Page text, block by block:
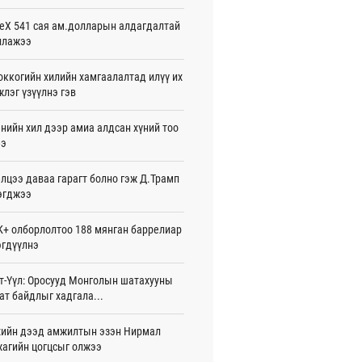
08 цаг 54 мин
хот 2028 онд шинэ ДЦС-тай
07 цаг 51 мин
07 цаг 48 мин
Энэ намрын экспортын
Монголд боломж олгож болох юм
өдөртөө 30 хэм дулаан
07 цаг 38 мин
болох талбайг Элчин сайд,
төлөөлөгчийн газрын
танилцуулав
08-06
541 сая ам.долларын алдагдалтай
хилийн хамгаалалтад илүү их
үзүүлнэ гэв
хил дээр амиа алдсан хүний тоо
даваа гарагт болно гэж Д.Трамп
олборлолтоо 188 мянган баррелиар
Үүл: Оросууд Монголын шатахууны
байдлыг хадгала...
дээд амжилтын эзэн Нирмал
цогцсыг олжээ